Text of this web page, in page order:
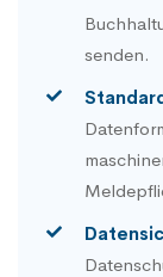
senden.